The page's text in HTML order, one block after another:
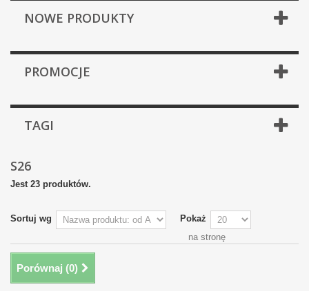
NOWE PRODUKTY
PROMOCJE
TAGI
S26
Jest 23 produktów.
Sortuj wg
Pokaż
na stronę
Porównaj (0)